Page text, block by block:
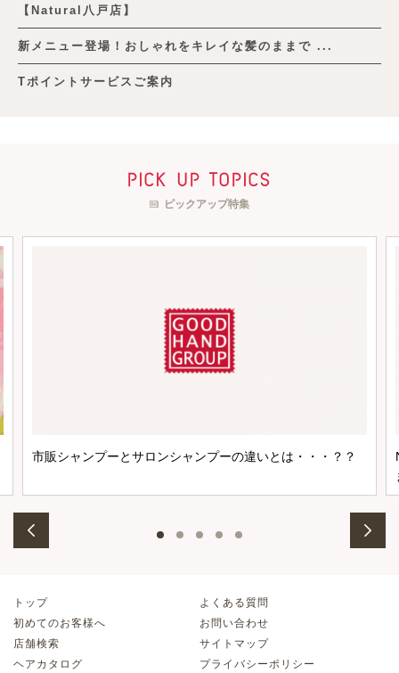
【Natural八戸店】
新メニュー登場！おしゃれをキレイな髪のままで ...
Tポイントサービスご案内
pick up topics
ピックアップ特集
市販シャンプーとサロンシャンプーの違いとは・・・？？
トップ
初めてのお客様へ
店舗検索
ヘアカタログ
よくある質問
お問い合わせ
サイトマップ
プライバシーポリシー